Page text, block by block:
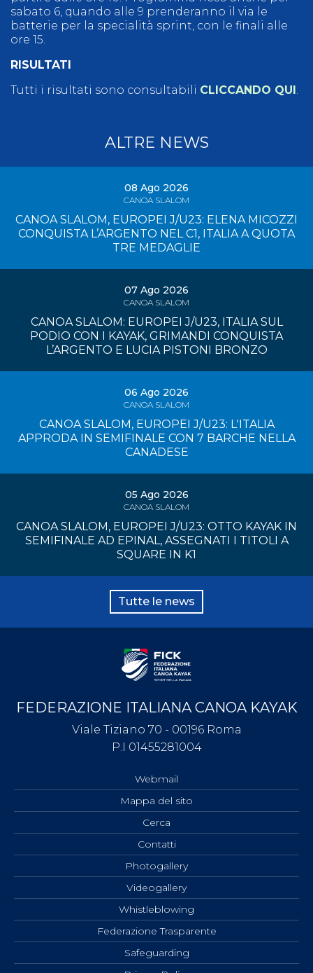
sabato 6, quando alle 9 prenderanno il via le
batterie per la specialità sprint, con le finali alle
ore 15.
RISULTATI
Tutti i risultati sono consultabili CLICCANDO QUI
ALTRE NEWS
08 Ago 2026
CANOA SLALOM
CANOA SLALOM, EUROPEI J/U23: ELENA MICOZZI
CONQUISTA L’ARGENTO NEL C1, ITALIA A QUOTA
TRE MEDAGLIE
07 Ago 2026
CANOA SLALOM
CANOA SLALOM: EUROPEI J/U23, ITALIA SUL
PODIO CON I KAYAK, GRIMANDI CONQUISTA
L’ARGENTO E LUCIA PISTONI BRONZO
06 Ago 2026
CANOA SLALOM
CANOA SLALOM, EUROPEI J/U23: L'ITALIA
APPRODA IN SEMIFINALE CON 7 BARCHE NELLA
CANADESE
05 Ago 2026
CANOA SLALOM
CANOA SLALOM, EUROPEI J/U23: OTTO KAYAK IN
SEMIFINALE AD EPINAL, ASSEGNATI I TITOLI A
SQUARE IN K1
Tutte le news
FEDERAZIONE ITALIANA CANOA KAYAK
Viale Tiziano 70 - 00196 Roma
P.I 01455281004
Webmail
Mappa del sito
Cerca
Contatti
Photogallery
Videogallery
Whistleblowing
Federazione Trasparente
Safeguarding